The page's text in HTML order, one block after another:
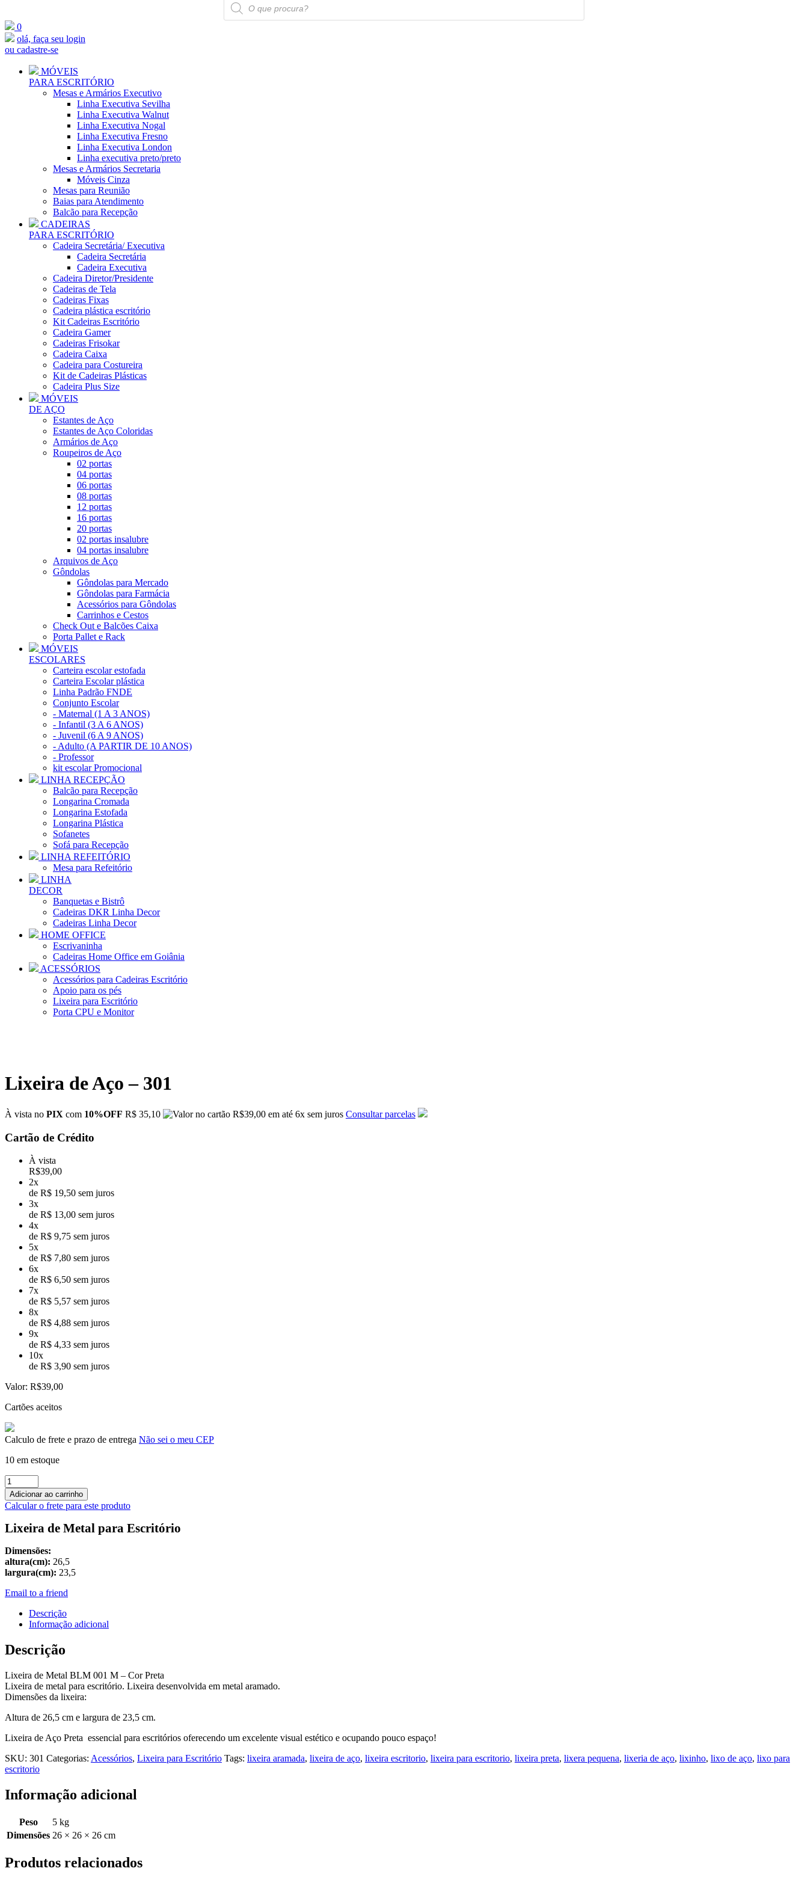
produtos
0
olá, faça seu login
ou cadastre-se
MÓVEIS
PARA ESCRITÓRIO
Mesas e Armários Executivo
Linha Executiva Sevilha
Linha Executiva Walnut
Linha Executiva Nogal
Linha Executiva Fresno
Linha Executiva London
Linha executiva preto/preto
Mesas e Armários Secretaria
Móveis Cinza
Mesas para Reunião
Baias para Atendimento
Balcão para Recepção
CADEIRAS
PARA ESCRITÓRIO
Cadeira Secretária/ Executiva
Cadeira Secretária
Cadeira Executiva
Cadeira Diretor/Presidente
Cadeiras de Tela
Cadeiras Fixas
Cadeira plástica escritório
Kit Cadeiras Escritório
Cadeira Gamer
Cadeiras Frisokar
Cadeira Caixa
Cadeira para Costureira
Kit de Cadeiras Plásticas
Cadeira Plus Size
MÓVEIS
DE AÇO
Estantes de Aço
Estantes de Aço Coloridas
Armários de Aço
Roupeiros de Aço
02 portas
04 portas
06 portas
08 portas
12 portas
16 portas
20 portas
02 portas insalubre
04 portas insalubre
Arquivos de Aço
Gôndolas
Gôndolas para Mercado
Gôndolas para Farmácia
Acessórios para Gôndolas
Carrinhos e Cestos
Check Out e Balcões Caixa
Porta Pallet e Rack
MÓVEIS
ESCOLARES
Carteira escolar estofada
Carteira Escolar plástica
Linha Padrão FNDE
Conjunto Escolar
- Maternal (1 A 3 ANOS)
- Infantil (3 A 6 ANOS)
- Juvenil (6 A 9 ANOS)
- Adulto (A PARTIR DE 10 ANOS)
- Professor
kit escolar Promocional
LINHA RECEPÇÃO
Balcão para Recepção
Longarina Cromada
Longarina Estofada
Longarina Plástica
Sofanetes
Sofá para Recepção
LINHA REFEITÓRIO
Mesa para Refeitório
LINHA
DECOR
Banquetas e Bistrô
Cadeiras DKR Linha Decor
Cadeiras Linha Decor
HOME OFFICE
Escrivaninha
Cadeiras Home Office em Goiânia
ACESSÓRIOS
Acessórios para Cadeiras Escritório
Apoio para os pés
Lixeira para Escritório
Porta CPU e Monitor
Lixeira de Aço – 301
À vista no PIX com 10%OFF R$ 35,10 R$39,00 em até 6x sem juros Consultar parcelas
Cartão de Crédito
À vista
R$39,00
2x
de R$ 19,50 sem juros
3x
de R$ 13,00 sem juros
4x
de R$ 9,75 sem juros
5x
de R$ 7,80 sem juros
6x
de R$ 6,50 sem juros
7x
de R$ 5,57 sem juros
8x
de R$ 4,88 sem juros
9x
de R$ 4,33 sem juros
10x
de R$ 3,90 sem juros
Valor: R$39,00
Cartões aceitos
Calculo de frete e prazo de entrega Não sei o meu CEP
10 em estoque
Lixeira
de
Aço
-
301
quantidade
Adicionar ao carrinho
Calcular o frete para este produto
Lixeira de Metal para Escritório
Dimensões:
altura(cm): 26,5
largura(cm): 23,5
Email to a friend
Descrição
Informação adicional
Descrição
Lixeira de Metal BLM 001 M – Cor Preta
Lixeira de metal para escritório. Lixeira desenvolvida em metal aramado.
Dimensões da lixeira:
Altura de 26,5 cm e largura de 23,5 cm.
Lixeira de Aço Preta essencial para escritórios oferecendo um excelente visual estético e ocupando pouco espaço!
SKU: 301 Categorias: Acessórios, Lixeira para Escritório Tags: lixeira aramada, lixeira de aço, lixeira escritorio, lixeira para escritorio, lixeira preta, lixera pequena, lixeria de aço, lixinho, lixo de aço, lixo para
escritorio
Informação adicional
Peso
5 kg
Dimensões 26 × 26 × 26 cm
Produtos relacionados